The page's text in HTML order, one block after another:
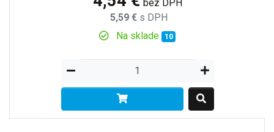
bez DPH
5,59 € s DPH
Na sklade
10